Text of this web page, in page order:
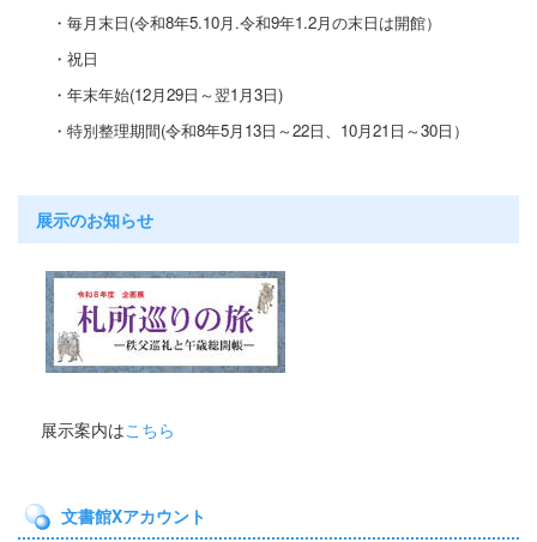
・毎月末日(令和8年5.10月.令和9年1.2月の末日は開館）
・祝日
・年末年始(12月29日～翌1月3日)
・特別整理期間(令和8年5月13日～22日、10月21 日～30日）
展示のお知らせ
展示案内はこちら
文書館Xアカウント